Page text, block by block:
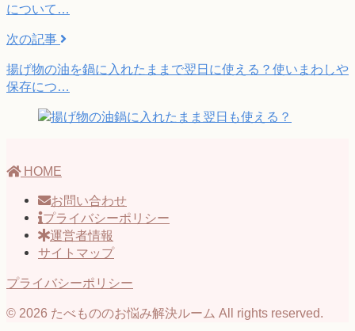
について…
次の記事
揚げ物の油を鍋に入れたままで翌日に使える？使いまわしや
保存につ…
HOME
お問い合わせ
プライバシーポリシー
運営者情報
サイトマップ
プライバシーポリシー
© 2026 たべもののお悩み解決ルーム All rights reserved.